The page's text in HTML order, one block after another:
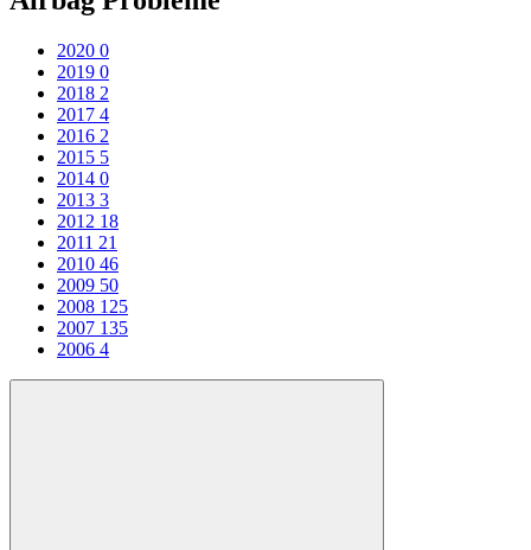
2020 0
2019 0
2018 2
2017 4
2016 2
2015 5
2014 0
2013 3
2012 18
2011 21
2010 46
2009 50
2008 125
2007 135
2006 4